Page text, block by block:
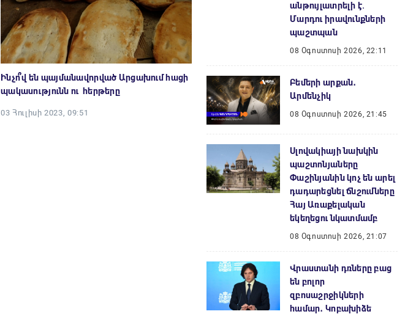
Ինչո՞վ են պայմանավորված Արցախում հացի
պակասությունն ու հերթերը
03 Հուլիսի 2023, 09:51
անթույլատրելի է.
Մարդու իրավունքների
պաշտպան
08 Օգոստոսի 2026, 22:11
Բեմերի արքան․
Արմենչիկ
08 Օգոստոսի 2026, 21:45
Սլովակիայի նախկին
պաշտոնյաները
Փաշինյանին կոչ են արել
դադարեցնել ճնշումները
Հայ Առաքելական
եկեղեցու նկատմամբ
08 Օգոստոսի 2026, 21:07
Վրաստանի դռները բաց
են բոլոր
զբոսաշրջիկների
համար․ Կոբախիձե